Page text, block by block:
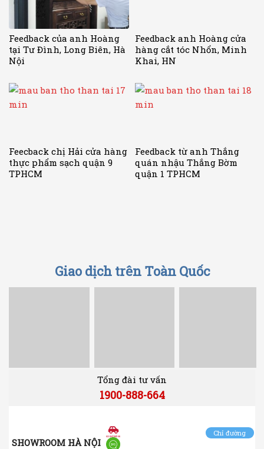
Feedback của anh Hoàng
tại Tư Đình, Long Biên, Hà
Nội
Feedback anh Hoàng cửa
hàng cắt tóc Nhổn, Minh
Khai, HN
Feecback chị Hải cửa hàng
thực phẩm sạch quận 9
TPHCM
Feedback từ anh Thắng
quán nhậu Thắng Bờm
quận 1 TPHCM
Giao dịch trên Toàn Quốc
Tổng đài tư vấn
1900-888-664
SHOWROOM HÀ NỘI
Chỉ đường